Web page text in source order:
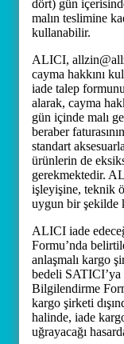
dört) gün
malın teslimine
kullanabilir.
ALICI,
cayma hakkını
iade talep
alarak, cayma
gün içinde malı
beraber
standart
ürünlerin de
gerekmektedir.
işleyişine, teknik
uygun bir şekilde
ALICI iade
Formu’nda
anlaşmalı kargo
bedeli SATICI’ya
Bilgilendirme
kargo şirketi
halinde, iade
uğrayacağı